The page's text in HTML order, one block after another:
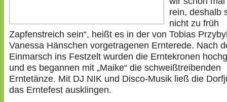
rein, deshalb
nicht zu früh
Zapfenstreich sein“, heißt es in der von Tobias
Vanessa Hänschen vorgetragenen Ernterede. Nach
Einmarsch ins Festzelt wurden die Erntekronen
und es begannen mit „Maike“ die schweißtreibenden
Erntetänze. Mit DJ NIK und Disco-Musik ließ die
das Erntefest ausklingen.